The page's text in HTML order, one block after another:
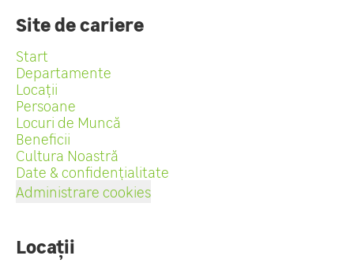
Site de cariere
Start
Departamente
Locații
Persoane
Locuri de Muncă
Beneficii
Cultura Noastră
Date & confidențialitate
Administrare cookies
Locații